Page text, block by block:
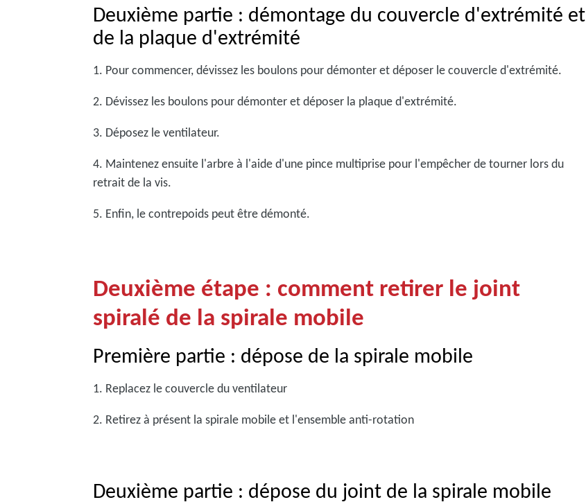
Deuxième partie : démontage du couvercle d'extrémité et
de la plaque d'extrémité
1. Pour commencer, dévissez les boulons pour démonter et déposer le couvercle d'extrémité.
2. Dévissez les boulons pour démonter et déposer la plaque d'extrémité.
3. Déposez le ventilateur.
4. Maintenez ensuite l'arbre à l'aide d'une pince multiprise pour l'empêcher de tourner lors du
retrait de la vis.
5. Enfin, le contrepoids peut être démonté.
Deuxième étape : comment retirer le joint
spiralé de la spirale mobile
Première partie : dépose de la spirale mobile
1. Replacez le couvercle du ventilateur
2. Retirez à présent la spirale mobile et l'ensemble anti-rotation
Deuxième partie : dépose du joint de la spirale mobile